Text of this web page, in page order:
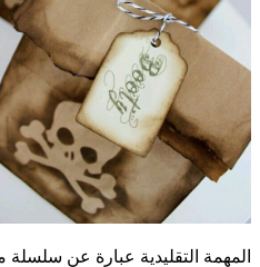
المهمة التقليدية عبارة عن